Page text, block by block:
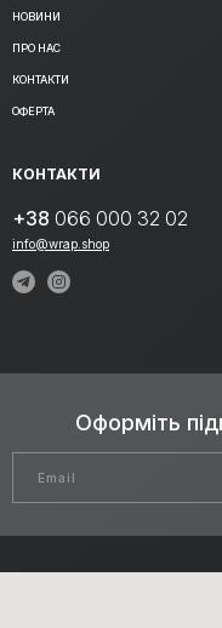
НОВИНИ
ПРО НАС
КОНТАКТИ
ОФЕРТА
КОНТАКТИ
+38 066 000 32 02
info@wrap.shop
Оформіть